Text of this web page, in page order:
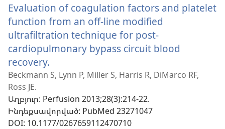
Evaluation of coagulation factors and platelet
function from an off-line modified
ultrafiltration technique for post-
cardiopulmonary bypass circuit blood
recovery.
է
պատուհան)
Beckmann S, Lynn P, Miller S, Harris R, DiMarco RF,
Ross JE.
Աղբյուր‎: Perfusion 2013;28(3):214-22.
Ինդեքսավորված‎: PubMed 23271047
DOI‎: 10.1177/0267659112470710